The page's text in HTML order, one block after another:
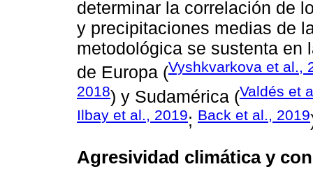
determinar la correlación de
y precipitaciones medias de
metodológica se sustenta en
de Europa (Vyshkvarkova et al.,
2018) y Sudamérica (Valdés et
Ilbay et al., 2019; Back et al., 2019
Agresividad climática y